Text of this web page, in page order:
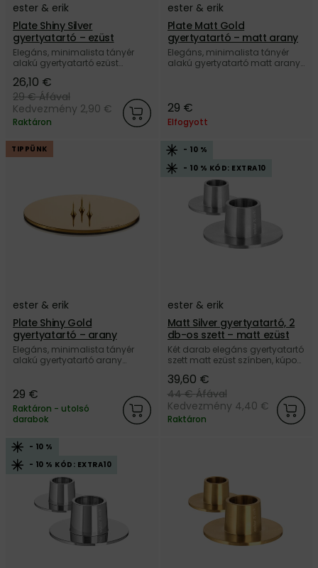
ester & erik
Plate Shiny Silver
gyertyatartó – ezüst
Elegáns, minimalista tányér
alakú gyertyatartó ezüst
hengergyertyákhoz, a dán ester
& erik márkától.
26,10 €
29 €Áfával
Kedvezmény 2,90 €
Raktáron
ester & erik
Plate Matt Gold
gyertyatartó – matt arany
Elegáns, minimalista tányér
alakú gyertyatartó matt arany
29 €
Elfogyott
TIPPÜNK
ester & erik
Plate Shiny Gold
gyertyatartó – arany
Elegáns, minimalista tányér
alakú gyertyatartó arany
& erik márkától.
29 €
Raktáron - utolsó
darabok
- 10 %
- 10 % KÓD: EXTRA10
ester & erik
Matt Silver gyertyatartó, 2
db-os szett – matt ezüst
Két darab elegáns gyertyatartó
szett matt ezüst színben, kúpos
ester & erik márkától.
39,60 €
44 €Áfával
Kedvezmény 4,40 €
Raktáron
- 10 %
- 10 % KÓD: EXTRA10